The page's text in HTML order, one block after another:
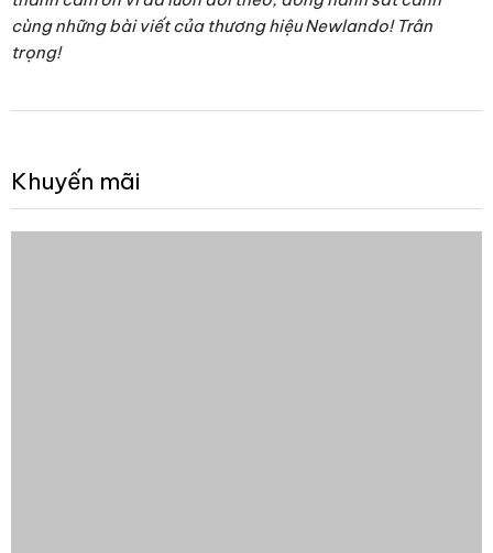
cùng những bài viết của thương hiệu Newlando! Trân
trọng!
Khuyến mãi